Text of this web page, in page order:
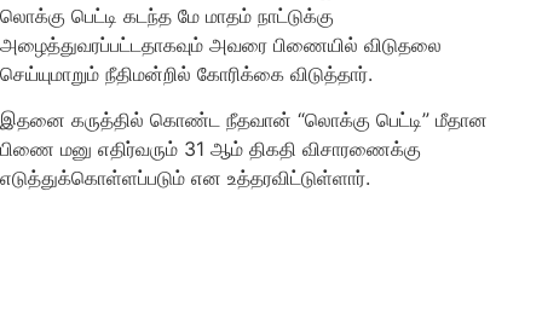
லொக்கு பெட்டி கடந்த மே மாதம் நாட்டுக்கு
அழைத்துவரப்பட்டதாகவும் அவரை பிணையில் விடுதலை
செய்யுமாறும் நீதிமன்றில் கோரிக்கை விடுத்தார்.
இதனை கருத்தில் கொண்ட நீதவான் “லொக்கு பெட்டி” மீதான
பிணை மனு எதிர்வரும் 31 ஆம் திகதி விசாரணைக்கு
எடுத்துக்கொள்ளப்படும் என உத்தரவிட்டுள்ளார்.